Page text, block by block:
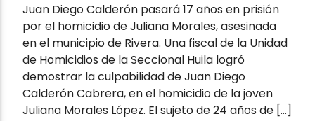
Juan Diego Calderón pasará 17 años en prisión
por el homicidio de Juliana Morales, asesinada
en el municipio de Rivera. Una fiscal de la Unidad
de Homicidios de la Seccional Huila logró
demostrar la culpabilidad de Juan Diego
Calderón Cabrera, en el homicidio de la joven
Juliana Morales López. El sujeto de 24 años de […]